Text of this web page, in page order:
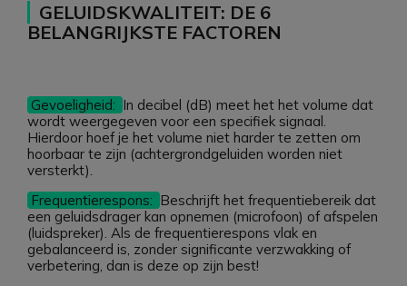
GELUIDSKWALITEIT: DE 6
BELANGRIJKSTE FACTOREN
Gevoeligheid: In decibel (dB) meet het het volume dat
wordt weergegeven voor een specifiek signaal.
Hierdoor hoef je het volume niet harder te zetten om
hoorbaar te zijn (achtergrondgeluiden worden niet
versterkt).
Frequentierespons: Beschrijft het frequentiebereik dat
een geluidsdrager kan opnemen (microfoon) of afspelen
(luidspreker). Als de frequentierespons vlak en
gebalanceerd is, zonder significante verzwakking of
verbetering, dan is deze op zijn best!